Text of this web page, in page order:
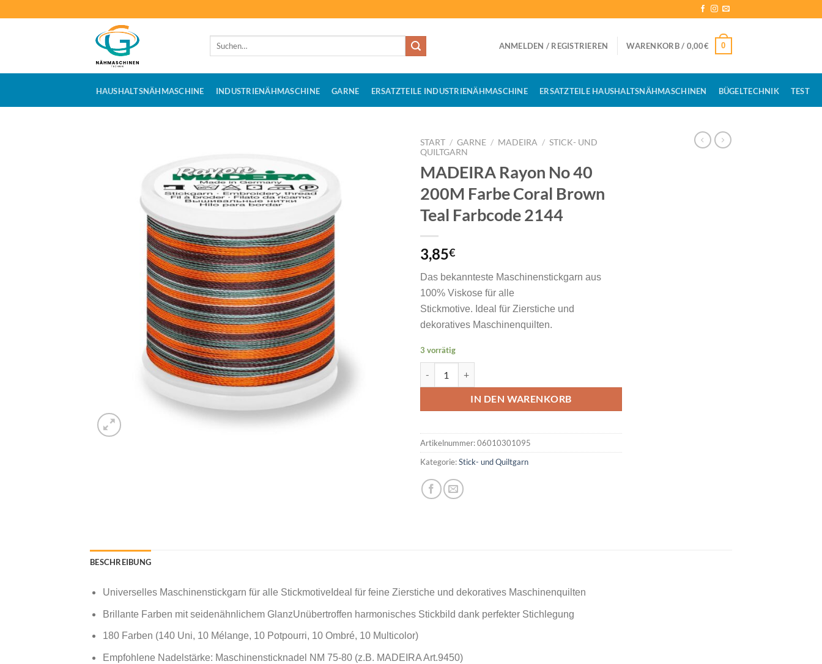
Inhalt
Suchen
ANMELDEN / REGISTRIEREN WARENKORB / 0,00€ 0
HAUSHALTSNÄHMASCHINE INDUSTRIENÄHMASCHINE GARNE ERSATZTEILE INDUSTRIENÄHMASCHINE ERSATZTEILE HAUSHALTSNÄHMASCHINEN BÜGELTECHNIK TEST
START / GARNE / MADEIRA / STICK- UND
QUILTGARN
MADEIRA Rayon No 40
200M Farbe Coral Brown
Teal Farbcode 2144
3,85€
Das bekannteste Maschinenstickgarn aus
100% Viskose für alle
Stickmotive. Ideal für Zierstiche und
dekoratives Maschinenquilten.
3 vorrätig
IN DEN WARENKORB
Artikelnummer:06010301095
Kategorie:Stick- und Quiltgarn
BESCHREIBUNG
Universelles Maschinenstickgarn für alle StickmotiveIdeal für feine Zierstiche und dekoratives Maschinenquilten
Brillante Farben mit seidenähnlichem GlanzUnübertroffen harmonisches Stickbild dank perfekter Stichlegung
180 Farben (140 Uni, 10 Mélange, 10 Potpourri, 10 Ombré, 10 Multicolor)
Empfohlene Nadelstärke: Maschinensticknadel NM 75-80 (z.B. MADEIRA Art.9450)